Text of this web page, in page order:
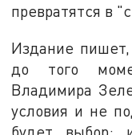
превратятся в
Издание
до того
Владимира
условия и не